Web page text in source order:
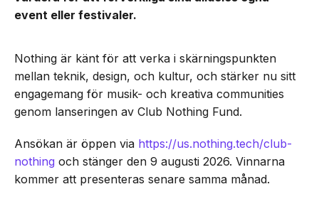
event eller festivaler.
Nothing är känt för att verka i skärningspunkten
mellan teknik, design, och kultur, och stärker nu sitt
engagemang för musik- och kreativa communities
genom lanseringen av Club Nothing Fund.
Ansökan är öppen via https://us.nothing.tech/club-
nothing och stänger den 9 augusti 2026. Vinnarna
kommer att presenteras senare samma månad.